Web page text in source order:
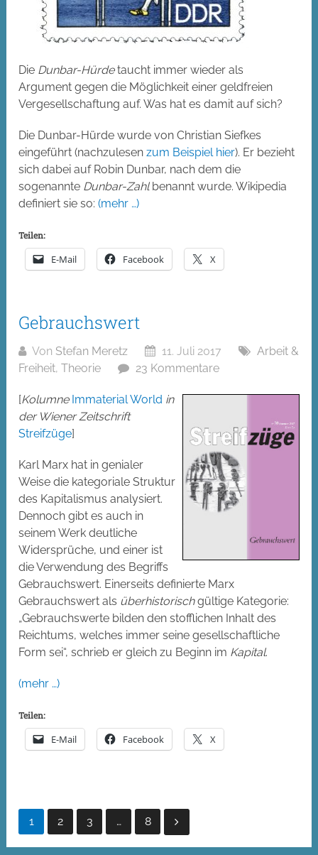
Die Dunbar-Hürdetaucht immer wieder als
Argument gegen die Möglichkeit einer geldfreien
Vergesellschaftung auf. Was hat es damit auf sich?
Die Dunbar-Hürde wurde von Christian Siefkes
eingeführt (nachzulesenzum Beispiel hier). Er bezieht
sich dabei auf Robin Dunbar, nach dem die
sogenannte Dunbar-Zahlbenannt wurde. Wikipedia
definiert sie so:(mehr …)
Teilen:
E-Mail Facebook X
Gebrauchswert
Von Stefan Meretz 11. Juli 2017
Arbeit &
Freiheit,Theorie 23 Kommentare
[Kolumne Immaterial World in
der Wiener Zeitschrift
Streifzüge]
Karl Marx hat in genialer
Weise die kategoriale Struktur
des Kapitalismus analysiert.
Dennoch gibt es auch in
seinem Werk deutliche
Widersprüche, und einer ist
die Verwendung des Begriffs
Gebrauchswert. Einerseits definierte Marx
Gebrauchswert als überhistorischgültige Kategorie:
„Gebrauchswerte bilden den stofflichen Inhalt des
Reichtums, welches immer seine gesellschaftliche
Form sei“, schrieb er gleich zu Beginn im Kapital.
(mehr …)
Teilen:
E-Mail Facebook X
Seitennummerierung
der
1 2 3 … 8